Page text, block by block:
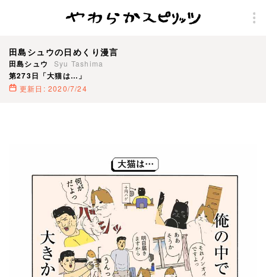
田島シュウの日めくり漫言
田島シュウ Syu Tashima
第273日「大猫は…」
更新日: 2020/7/24